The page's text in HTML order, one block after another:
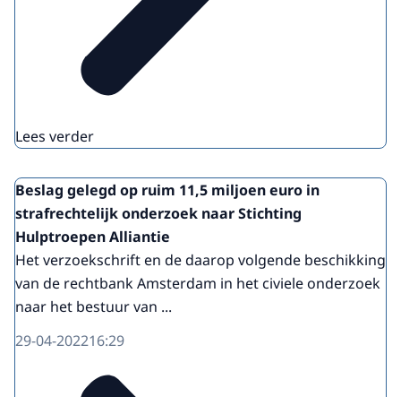
Lees verder
Beslag gelegd op ruim 11,5 miljoen euro in
strafrechtelijk onderzoek naar Stichting
Hulptroepen Alliantie
Het verzoekschrift en de daarop volgende beschikking
van de rechtbank Amsterdam in het civiele onderzoek
naar het bestuur van ...
29-04-202216:29